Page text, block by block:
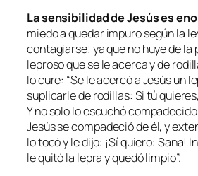
La sensibilidad de Jesús es
miedo a quedar impuro según la
contagiarse; ya que no huye de la
leproso que se le acerca y de
lo cure: “Se le acercó a Jesús un
suplicarle de rodillas: Si tú
Y no solo lo escuchó
Jesús se compadeció de él, y
lo tocó y le dijo: ¡Sí quiero: Sana!
le quitó la lepra y quedó limpio”.